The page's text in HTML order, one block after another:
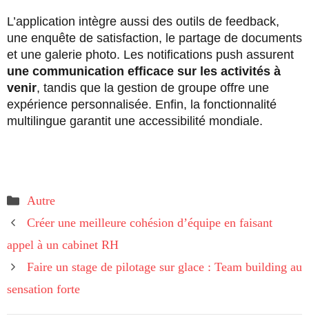
L’application intègre aussi des outils de feedback,
une enquête de satisfaction, le partage de documents
et une galerie photo. Les notifications push assurent
une communication efficace sur les activités à
venir, tandis que la gestion de groupe offre une
expérience personnalisée. Enfin, la fonctionnalité
multilingue garantit une accessibilité mondiale.
Catégories
Autre
Créer une meilleure cohésion d’équipe en faisant
appel à un cabinet RH
Faire un stage de pilotage sur glace : Team building au
sensation forte